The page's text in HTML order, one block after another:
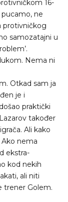
16-
ne
protivničkog
samozatajni u
Nema ni
Otkad sam ja
je i
praktički
također
Ali kako
Ako nema
ekstra-
kod nekih
ali niti
trener Golem.